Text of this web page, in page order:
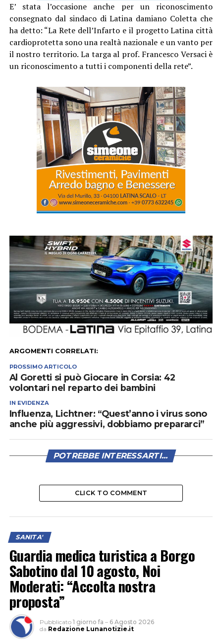
E’ stata l’occasione anche per un riconoscimento
consegnato dal sindaco di Latina damiano Coletta che
ha detto: “La Rete dell’Infarto e il progetto Latina città
cardioprotetta sono una realtà nazionale e un vanto per
il nostro territorio. La targa al prof. Francesco Versaci è
un riconoscimento a tutti i componenti della rete”.
ARGOMENTI CORRELATI:
PROSSIMO ARTICOLO
Al Goretti si può Giocare in Corsia: 42
volontari nel reparto dei bambini
IN EVIDENZA
Influenza, Lichtner: “Quest’anno i virus sono
anche più aggressivi, dobbiamo prepararci”
POTREBBE INTERESSARTI...
CLICK TO COMMENT
SANITA'
Guardia medica turistica a Borgo
Sabotino dal 10 agosto, Noi
Moderati: “Accolta nostra
proposta”
Pubblicato 1 giorno fa – 6 Agosto 2026
da Redazione Lunanotizie.it